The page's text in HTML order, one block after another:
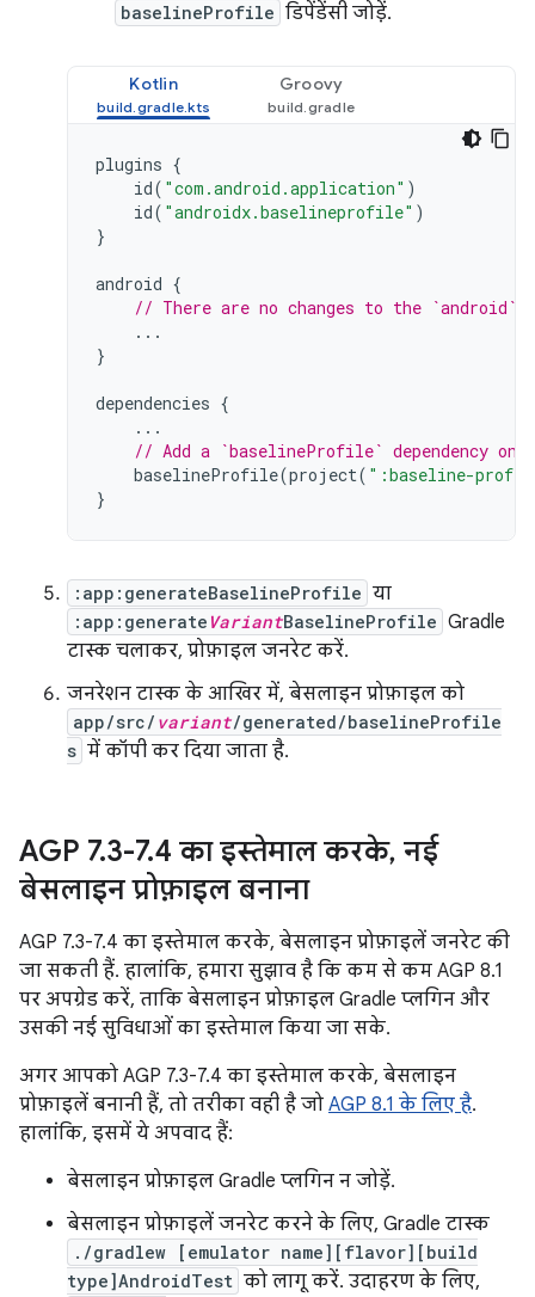
baselineProfile डिपेंडेंसी जोड़ें.
Kotlin Groovy
plugins {
id( "com.android.application" )
id( "androidx.baselineprofile" )
}
android {
// There are no changes to the `android`
...
}
dependencies {
...
// Add a `baselineProfile` dependency
baselineProfile(project( ":baseline-
}
:app:generateBaselineProfile या
:app:generate VariantBaselineProfile Gradle
टास्क चलाकर, प्रोफ़ाइल जनरेट करें.
जनरेशन टास्क के आखिर में, बेसलाइन प्रोफ़ाइल को
app/src/ variant/generated/baselineProfile
s में कॉपी कर दिया जाता है.
AGP 7.3-7.4 का इस्तेमाल करके, नई
बेसलाइन प्रोफ़ाइल बनाना
AGP 7.3-7.4 का इस्तेमाल करके, बेसलाइन प्रोफ़ाइलें जनरेट की
जा सकती हैं. हालांकि, हमारा सुझाव है कि कम से कम AGP 8.1
पर अपग्रेड करें, ताकि बेसलाइन प्रोफ़ाइल Gradle प्लगिन और
उसकी नई सुविधाओं का इस्तेमाल किया जा सके.
अगर आपको AGP 7.3-7.4 का इस्तेमाल करके, बेसलाइन
प्रोफ़ाइलें बनानी हैं, तो तरीका वही है जो AGP 8.1 के लिए है.
हालांकि, इसमें ये अपवाद हैं:
बेसलाइन प्रोफ़ाइल Gradle प्लगिन न जोड़ें.
बेसलाइन प्रोफ़ाइलें जनरेट करने के लिए, Gradle टास्क
./gradlew [emulator name][flavor][build
type]AndroidTest को लागू करें. उदाहरण के लिए,